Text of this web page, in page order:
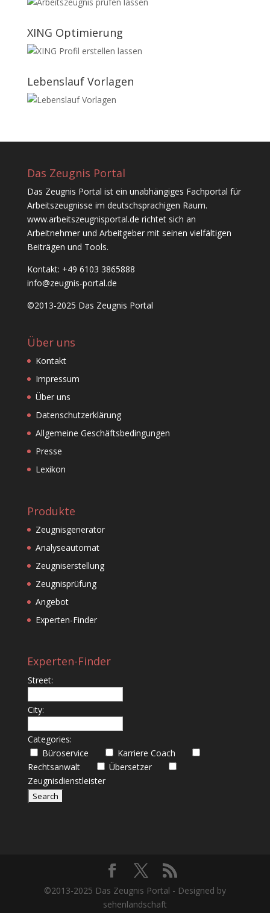
XING Optimierung
Lebenslauf Vorlagen
Das Zeugnis Portal
Das Zeugnis Portal ist ein unabhängiges Fachportal für
Arbeitszeugnisse im deutschsprachigen Raum.
www.arbeitszeugnisportal.de richtet sich an
Arbeitnehmer und Arbeitgeber mit seinen vielfältigen
Beiträgen und Tools.
Kontakt: +49 6103 3865888
info@zeugnis-portal.de
©2013-2025 Das Zeugnis Portal
Über uns
Kontakt
Impressum
Über uns
Datenschutzerklärung
Allgemeine Geschäftsbedingungen
Presse
Lexikon
Produkte
Zeugnisgenerator
Analyseautomat
Zeugniserstellung
Zeugnisprüfung
Angebot
Experten-Finder
Experten-Finder
Street:
City:
Categories:
Büroservice
Karriere Coach
Rechtsanwalt
Übersetzer
Zeugnisdienstleister
©2013-2025 Das Zeugnis Portal - Designed by
sehenlandschaft